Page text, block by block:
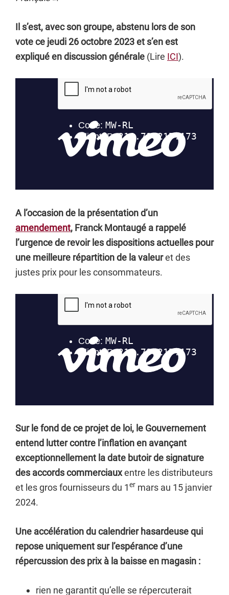
Il s’est, avec son groupe, abstenu lors de son
vote ce jeudi 26 octobre 2023 et s’en est
expliqué en discussion générale (Lire ICI).
A l’occasion de la présentation d’un
amendement, Franck Montaugé a rappelé
l’urgence de revoir les dispositions actuelles pour
une meilleure répartition de la valeuret des
justes prix pour les consommateurs.
Sur le fond de ce projet de loi, le Gouvernement
entend lutter contre l’inflation en avançant
exceptionnellement la date butoir de signature
des accords commerciauxentre les distributeurs
et les gros fournisseurs du 1er mars au 15 janvier
2024.
Une accélération du calendrier hasardeuse qui
repose uniquement sur l’espérance d’une
répercussion des prix à la baisse en magasin :
rien ne garantit qu’elle se répercuterait